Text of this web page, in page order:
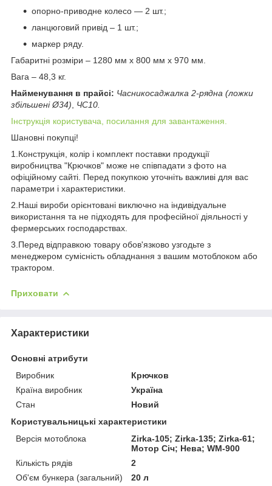
опорно-приводне колесо — 2 шт.;
ланцюговий привід – 1 шт.;
маркер ряду.
Габаритні розміри – 1280 мм х 800 мм х 970 мм.
Вага – 48,3 кг.
Найменування в прайсі: Часникосаджалка 2-рядна (ложки
збільшені Ø34)
ЧС10.
Інструкція користувача, посилання для завантаження.
Шановні покупці!
1.Конструкція, колір і комплект поставки продукції
виробництва "Крючков" може не співпадати з фото на
офіційному сайті. Перед покупкою уточніть важливі для вас
параметри і характеристики.
2.Наші вироби орієнтовані виключно на індивідуальне
використання та не підходять для професійної діяльності у
фермерських господарствах.
3.Перед відправкою товару обов'язково узгодьте з
менеджером сумісність обладнання з вашим мотоблоком або
трактором.
Приховати
Характеристики
Основні атрибути
Виробник
Крючков
Країна виробник
Україна
Стан
Новий
Користувальницькі характеристики
Версія мотоблока
Zirka-105; Zirka-135; Zirka-61;
Мотор Січ; Нева; WM-900
Кількість рядів
2
Об'єм бункера (загальний)
20 л